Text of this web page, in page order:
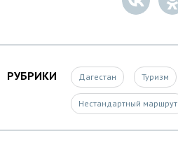
РУБРИКИ Дагестан Туризм
Нестандартный маршрут